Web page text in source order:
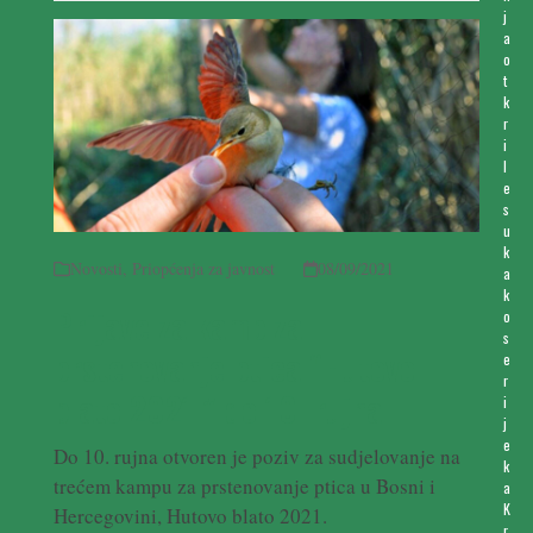
Novosti, Priopćenja za javnost 08/09/2021
Do 10. rujna otvoren je poziv za sudjelovanje na
trećem kampu za prstenovanje ptica u Bosni i
Hercegovini, Hutovo blato 2021.
j
a
o
t
k
r
i
l
e
s
u
k
a
k
o
s
e
r
i
j
e
k
a
K